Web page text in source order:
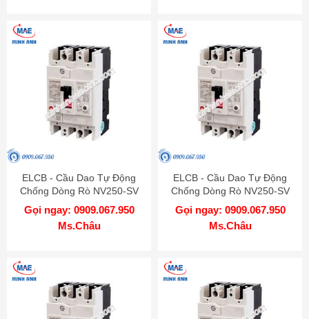
ELCB - Cầu Dao Tự Động
Chống Dòng Rò NV250-SV
4P 200A 36kA 1.2.500mA TD
MITSUBISHI
Gọi ngay: 0909.067.950
Ms.Châu
ELCB - Cầu Dao Tự Động
Chống Dòng Rò NV250-SV
4P 175A 36kA 1.2.500mA TD
MITSUBISHI
Gọi ngay: 0909.067.950
Ms.Châu